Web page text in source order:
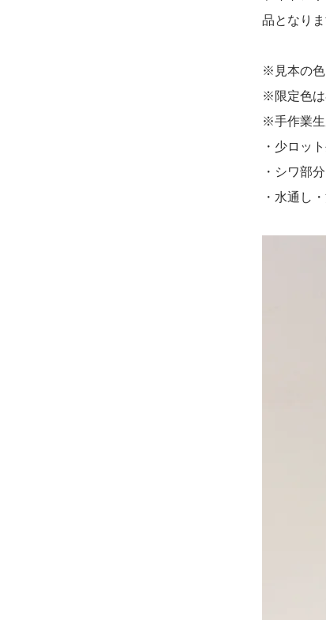
品となりま
※見本の色
※限定色は
※手作業生
・少ロッ
・シワ部
・水通し